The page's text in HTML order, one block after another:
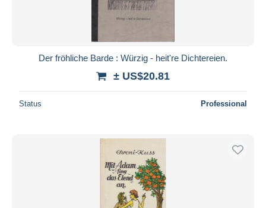
Der fröhliche Barde : Würzig - heit're Dichtereien.
± US$20.81
Status Professional